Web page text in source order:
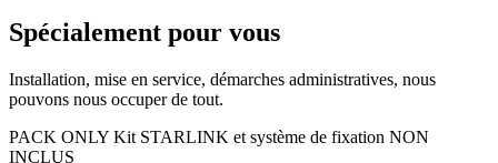
Spécialement pour vous
Installation, mise en service, démarches administratives, nous
pouvons nous occuper de tout.
PACK ONLY Kit STARLINK et système de fixation NON
INCLUS